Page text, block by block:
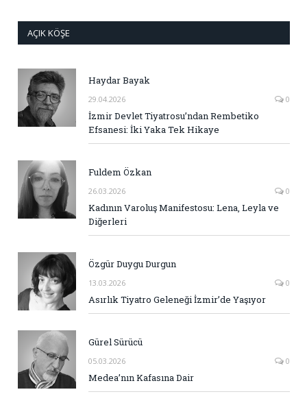
AÇIK KÖŞE
Haydar Bayak
29.04.2026 0
İzmir Devlet Tiyatrosu’ndan Rembetiko
Efsanesi: İki Yaka Tek Hikaye
Fuldem Özkan
26.03.2026 0
Kadının Varoluş Manifestosu: Lena, Leyla ve
Diğerleri
Özgür Duygu Durgun
13.03.2026 0
Asırlık Tiyatro Geleneği İzmir’de Yaşıyor
Gürel Sürücü
05.03.2026 0
Medea’nın Kafasına Dair